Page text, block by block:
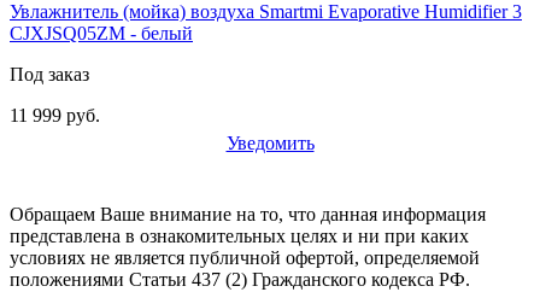
Увлажнитель (мойка) воздуха Smartmi Evaporative Humidifier 3
CJXJSQ05ZM - белый
Под заказ
11 999 руб.
Уведомить
Обращаем Ваше внимание на то, что данная информация
представлена в ознакомительных целях и ни при каких
условиях не является публичной офертой, определяемой
положениями Статьи 437 (2) Гражданского кодекса РФ.